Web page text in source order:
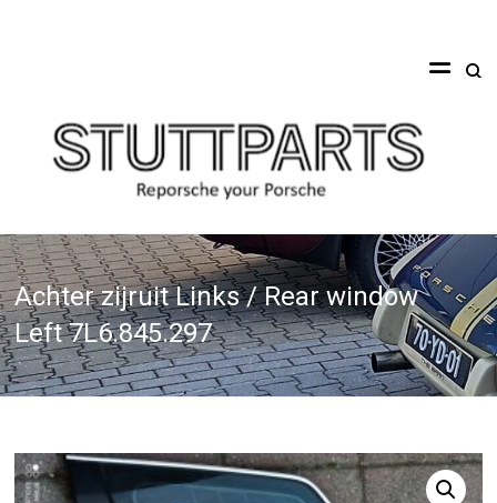
Porsche
Achter zijruit Links / Rear window
Left 7L6.845.297